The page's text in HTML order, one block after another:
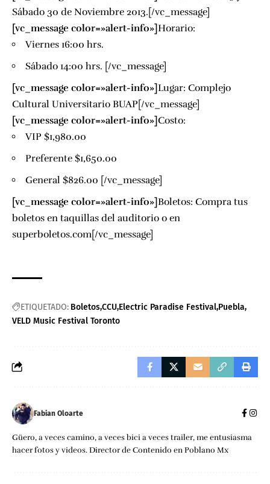
Sábado 30 de Noviembre 2013.[/vc_message]
[vc_message color=»alert-info»]Horario:
Viernes 16:00 hrs.
Sábado 14:00 hrs. [/vc_message]
[vc_message color=»alert-info»]Lugar: Complejo
Cultural Universitario BUAP[/vc_message]
[vc_message color=»alert-info»]Costo:
VIP $1,980.00
Preferente $1,650.00
General $826.00 [/vc_message]
[vc_message color=»alert-info»]Boletos: Compra tus
boletos en taquillas del auditorio o en
superboletos.com[/vc_message]
ETIQUETADO: BoletosCCU Electric Paradise Festival Puebla
VELD Music Festival Toronto
Fabian Oloarte
Güero, a veces camino, a veces bici a veces trailer, me entusiasma
hacer fotos y videos. Director de Contenido en Poblano Mx